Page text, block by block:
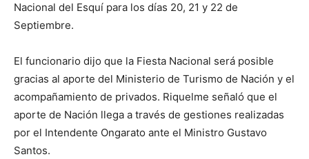
Nacional del Esquí para los días 20, 21 y 22 de
Septiembre.
El funcionario dijo que la Fiesta Nacional será posible
gracias al aporte del Ministerio de Turismo de Nación y el
acompañamiento de privados. Riquelme señaló que el
aporte de Nación llega a través de gestiones realizadas
por el Intendente Ongarato ante el Ministro Gustavo
Santos.